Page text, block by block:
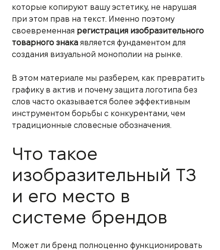
которые копируют вашу эстетику, не нарушая
при этом прав на текст. Именно поэтому
своевременная регистрация изобразительного
товарного знака является фундаментом для
создания визуальной монополии на рынке.
В этом материале мы разберем, как превратить
графику в актив и почему защита логотипа без
слов часто оказывается более эффективным
инструментом борьбы с конкурентами, чем
традиционные словесные обозначения.
Что такое
изобразительный ТЗ
и его место в
системе брендов
Может ли бренд полноценно функционировать